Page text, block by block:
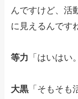
んですけど、活
に見えるんです
等力 「はいはい
大黒 「そもそ